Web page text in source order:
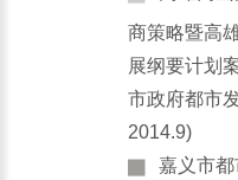
商策略暨高
展纲要计划
市政府都市
2014.9)
嘉义市都